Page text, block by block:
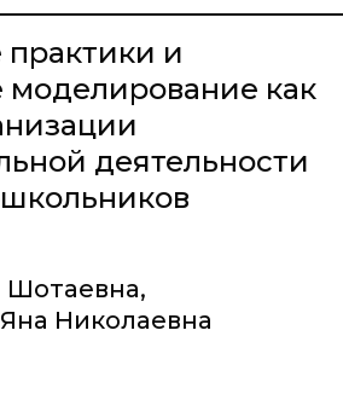
практики и
моделирование как
деятельности
Шотаевна,
Николаевна